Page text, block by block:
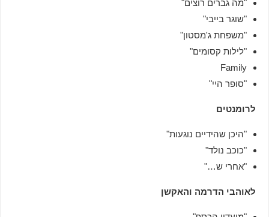
"מה גברים רוצים"
"שוגר בייבי"
"משפחת ג'מסטון"
"לילות קסומים"
Family
"סופר היי"
לרומנטים
"היכן שהידיים נוגעות"
"כוכב נולד"
"אחרי ש…"
לאוהבי הדרמה והאקשן